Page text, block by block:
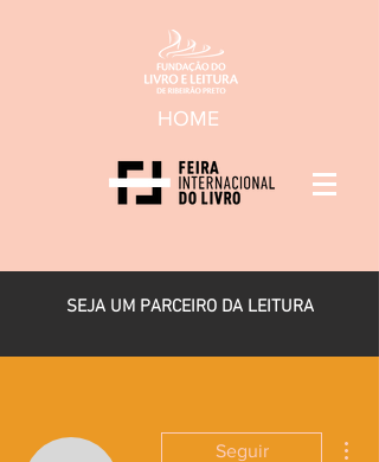
HOME
SEJA UM PARCEIRO DA LEITURA
Seguir